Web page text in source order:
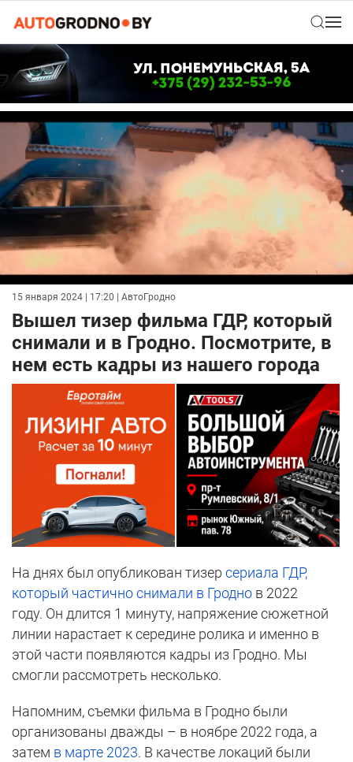
15 января 2024 | 17:20 | АвтоГродно
Вышел тизер фильма ГДР, который
снимали и в Гродно. Посмотрите, в
нем есть кадры из нашего города
На днях был опубликован тизер сериала ГДР,
который частично снимали в Гродно в 2022
году. Он длится 1 минуту, напряжение сюжетной
линии нарастает к середине ролика и именно в
этой части появляются кадры из Гродно. Мы
смогли рассмотреть несколько.
Напомним, съемки фильма в Гродно были
организованы дважды – в ноябре 2022 года, а
затем в марте 2023. В качестве локаций были